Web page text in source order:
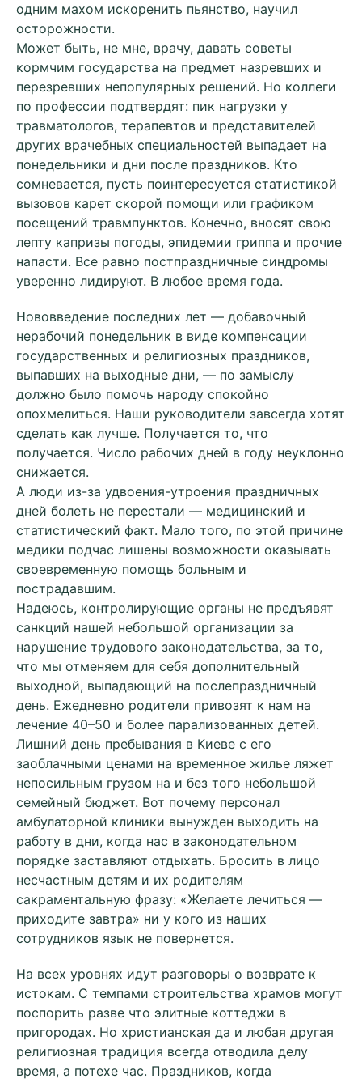
одним махом искоренить пьянство, научил
осторожности.
Может быть, не мне, врачу, давать советы
кормчим государства на предмет назревших и
перезревших непопулярных решений. Но коллеги
по профессии подтвердят: пик нагрузки у
травматологов, терапевтов и представителей
других врачебных специальностей выпадает на
понедельники и дни после праздников. Кто
сомневается, пусть поинтересуется статистикой
вызовов карет скорой помощи или графиком
посещений травмпунктов. Конечно, вносят свою
лепту капризы погоды, эпидемии гриппа и прочие
напасти. Все равно постпраздничные синдромы
уверенно лидируют. В любое время года.
Нововведение последних лет — добавочный
нерабочий понедельник в виде компенсации
государственных и религиозных праздников,
выпавших на выходные дни, — по замыслу
должно было помочь народу спокойно
опохмелиться. Наши руководители завсегда хотят
сделать как лучше. Получается то, что
получается. Число рабочих дней в году неуклонно
снижается.
А люди из-за удвоения-утроения праздничных
дней болеть не перестали — медицинский и
статистический факт. Мало того, по этой причине
медики подчас лишены возможности оказывать
своевременную помощь больным и
пострадавшим.
Надеюсь, контролирующие органы не предъявят
санкций нашей небольшой организации за
нарушение трудового законодательства, за то,
что мы отменяем для себя дополнительный
выходной, выпадающий на послепраздничный
день. Ежедневно родители привозят к нам на
лечение 40–50 и более парализованных детей.
Лишний день пребывания в Киеве с его
заоблачными ценами на временное жилье ляжет
непосильным грузом на и без того небольшой
семейный бюджет. Вот почему персонал
амбулаторной клиники вынужден выходить на
работу в дни, когда нас в законодательном
порядке заставляют отдыхать. Бросить в лицо
несчастным детям и их родителям
сакраментальную фразу: «Желаете лечиться —
приходите завтра» ни у кого из наших
сотрудников язык не повернется.
На всех уровнях идут разговоры о возврате к
истокам. С темпами строительства храмов могут
поспорить разве что элитные коттеджи в
пригородах. Но христианская да и любая другая
религиозная традиция всегда отводила делу
время, а потехе час. Праздников, когда